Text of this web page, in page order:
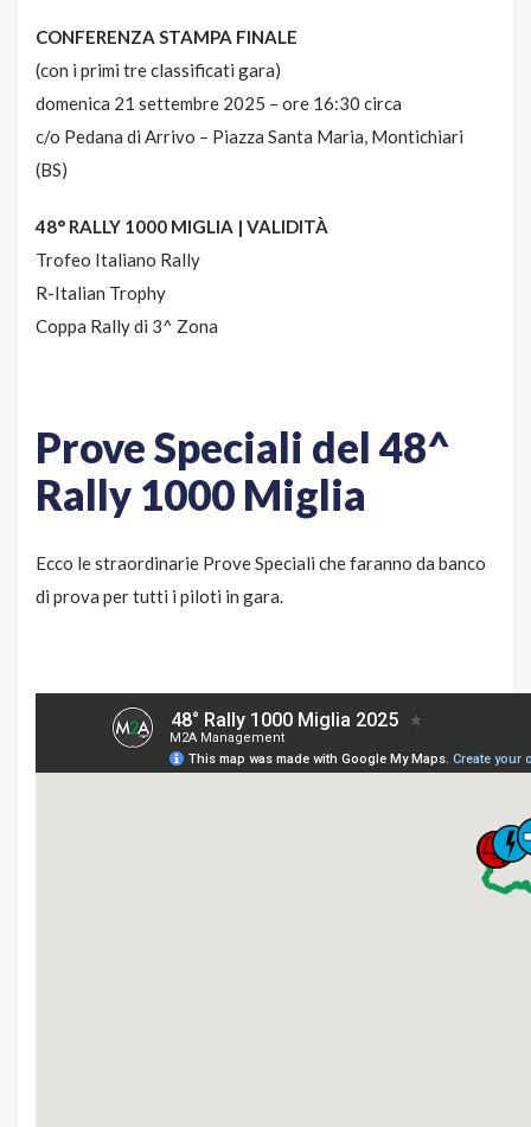
CONFERENZA STAMPA FINALE
(con i primi tre classificati gara)
domenica 21 settembre 2025 – ore 16:30 circa
c/o Pedana di Arrivo – Piazza Santa Maria, Montichiari
(BS)
48° RALLY 1000 MIGLIA | VALIDITÀ
Trofeo Italiano Rally
R-Italian Trophy
Coppa Rally di 3^ Zona
Prove Speciali del 48^
Rally 1000 Miglia
Ecco le straordinarie Prove Speciali che faranno da banco
di prova per tutti i piloti in gara.